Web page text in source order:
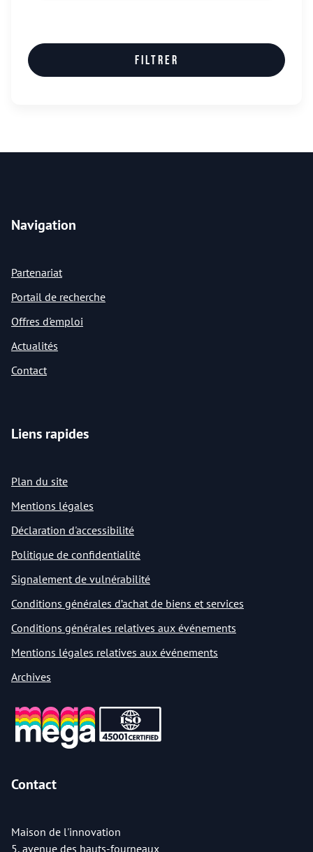
Filtrer
Navigation
Partenariat
Portail de recherche
Offres d'emploi
Actualités
Contact
Liens rapides
Plan du site
Mentions légales
Déclaration d'accessibilité
Politique de confidentialité
Signalement de vulnérabilité
Conditions générales d’achat de biens et services
Conditions générales relatives aux événements
Mentions légales relatives aux événements
Archives
Contact
Maison de l'innovation
5, avenue des hauts-fourneaux